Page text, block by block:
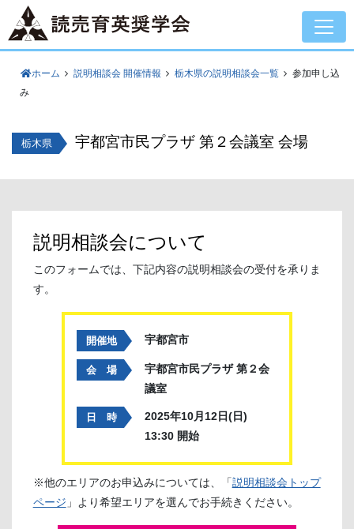
ホーム 説明相談会 開催情報 栃木県の説明相談会一覧
参加申し込
み
栃木県 宇都宮市民プラザ 第２会議室 会場
説明相談会について
このフォームでは、下記内容の説明相談会の受付を承りま
す。
開催地 宇都宮市
会 場
宇都宮市民プラザ 第２会
議室
日 時
2025年10月12日(日)
13:30 開始
※他のエリアのお申込みについては、「説明相談会トップ
ページ 」より希望エリアを選んでお手続きください。